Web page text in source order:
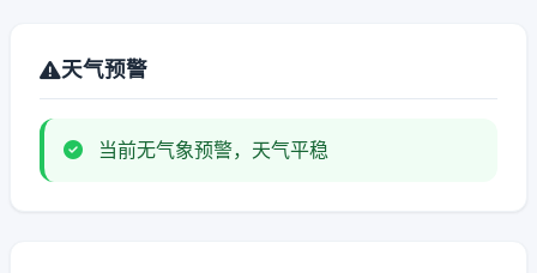
天气预警
当前无气象预警，天气平稳